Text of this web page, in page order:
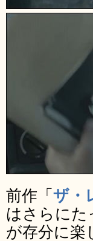
前作「 ザ・
はさらにた
が存分に楽